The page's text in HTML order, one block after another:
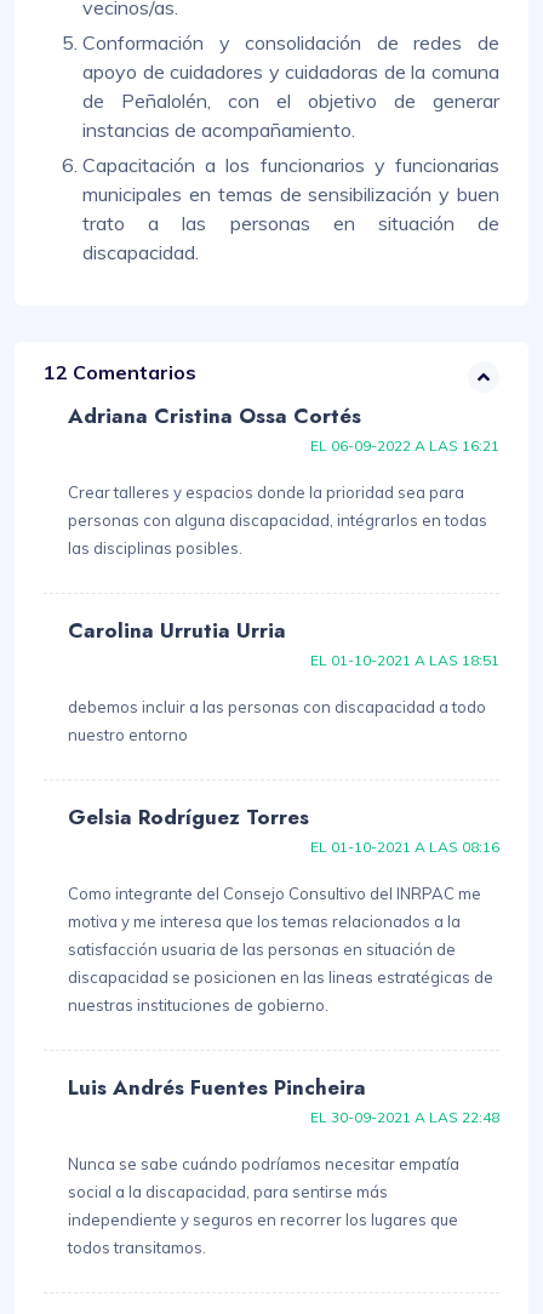
vecinos/as.
Conformación y consolidación de redes de
apoyo de cuidadores y cuidadoras de la comuna
de Peñalolén, con el objetivo de generar
instancias de acompañamiento.
Capacitación a los funcionarios y funcionarias
municipales en temas de sensibilización y buen
trato a las personas en situación de
discapacidad.
12 Comentarios
Adriana Cristina Ossa Cortés
EL 06-09-2022 A LAS 16:21
Crear talleres y espacios donde la prioridad sea para
personas con alguna discapacidad, intégrarlos en todas
las disciplinas posibles.
Carolina Urrutia Urria
EL 01-10-2021 A LAS 18:51
debemos incluir a las personas con discapacidad a todo
nuestro entorno
Gelsia Rodríguez Torres
EL 01-10-2021 A LAS 08:16
Como integrante del Consejo Consultivo del INRPAC me
motiva y me interesa que los temas relacionados a la
satisfacción usuaria de las personas en situación de
discapacidad se posicionen en las lineas estratégicas de
nuestras instituciones de gobierno.
Luis Andrés Fuentes Pincheira
EL 30-09-2021 A LAS 22:48
Nunca se sabe cuándo podríamos necesitar empatía
social a la discapacidad, para sentirse más
independiente y seguros en recorrer los lugares que
todos transitamos.